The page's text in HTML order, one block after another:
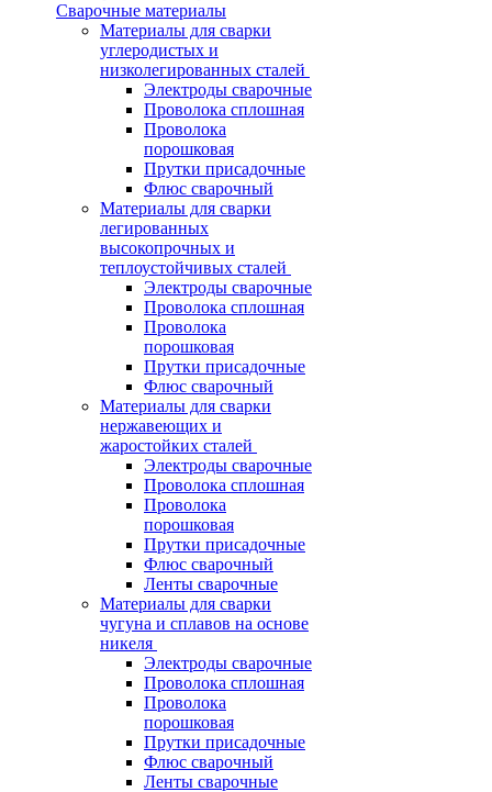
Сварочные материалы
Материалы для сварки
углеродистых и
низколегированных сталей
Электроды сварочные
Проволока сплошная
Проволока
порошковая
Прутки присадочные
Флюс сварочный
Материалы для сварки
легированных
высокопрочных и
теплоустойчивых сталей
Электроды сварочные
Проволока сплошная
Проволока
порошковая
Прутки присадочные
Флюс сварочный
Материалы для сварки
нержавеющих и
жаростойких сталей
Электроды сварочные
Проволока сплошная
Проволока
порошковая
Прутки присадочные
Флюс сварочный
Ленты сварочные
Материалы для сварки
чугуна и сплавов на основе
никеля
Электроды сварочные
Проволока сплошная
Проволока
порошковая
Прутки присадочные
Флюс сварочный
Ленты сварочные